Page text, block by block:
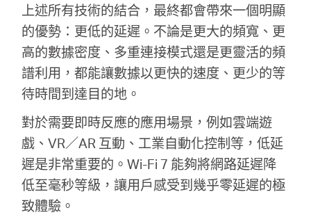
上述所有技術的結合，最終都會帶來一個明顯
的優勢：更低的延遲。不論是更大的頻寬、更
高的數據密度、多重連接模式還是更靈活的頻
譜利用，都能讓數據以更快的速度、更少的等
待時間到達目的地。
對於需要即時反應的應用場景，例如雲端遊
戲、VR／AR 互動、工業自動化控制等，低延
遲是非常重要的。Wi-Fi 7 能夠將網路延遲降
低至毫秒等級，讓用戶感受到幾乎零延遲的極
致體驗。